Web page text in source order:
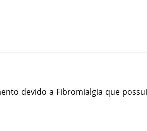
devido a Fibromialgia que possui